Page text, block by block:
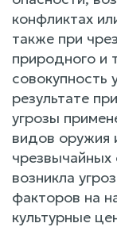
конфликтах
также при
природного и
совокупность
результате
угрозы
видов оружия
чрезвычайных
возникла
факторов на
культурные